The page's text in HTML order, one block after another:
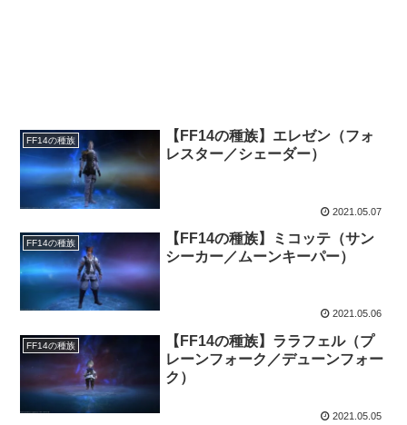
FF14の種族
【FF14の種族】エレゼン（フォ
レスター／シェーダー）
2021.05.07
FF14の種族
【FF14の種族】ミコッテ（サン
シーカー／ムーンキーパー）
2021.05.06
FF14の種族
【FF14の種族】ララフェル（プ
レーンフォーク／デューンフォー
ク）
2021.05.05